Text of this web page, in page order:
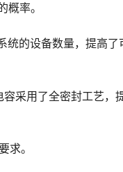
率。
统的设备数量，提高了
采用了全密封工艺，
求。